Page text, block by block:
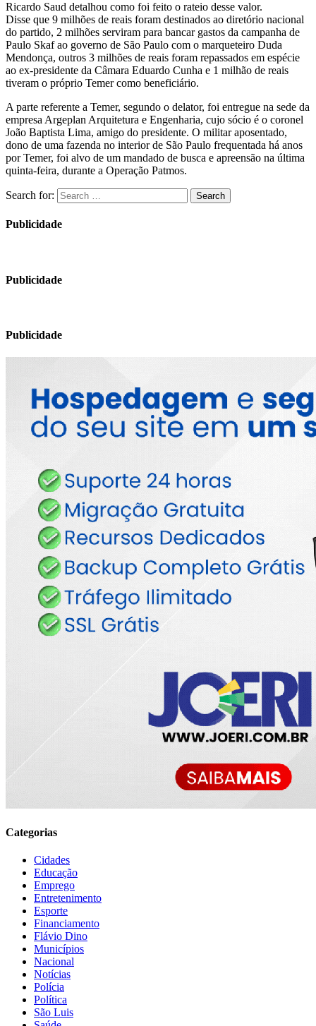
Ricardo Saud detalhou como foi feito o rateio desse valor.
Disse que 9 milhões de reais foram destinados ao diretório nacional
do partido, 2 milhões serviram para bancar gastos da campanha de
Paulo Skaf ao governo de São Paulo com o marqueteiro Duda
Mendonça, outros 3 milhões de reais foram repassados em espécie
ao ex-presidente da Câmara Eduardo Cunha e 1 milhão de reais
tiveram o próprio Temer como beneficiário.
A parte referente a Temer, segundo o delator, foi entregue na sede da
empresa Argeplan Arquitetura e Engenharia, cujo sócio é o coronel
João Baptista Lima, amigo do presidente. O militar aposentado,
dono de uma fazenda no interior de São Paulo frequentada há anos
por Temer, foi alvo de um mandado de busca e apreensão na última
quinta-feira, durante a Operação Patmos.
Search for: Search
Publicidade
Publicidade
Publicidade
Categorias
Cidades
Educação
Emprego
Entretenimento
Esporte
Financiamento
Flávio Dino
Municípios
Nacional
Notícias
Polícia
Política
São Luis